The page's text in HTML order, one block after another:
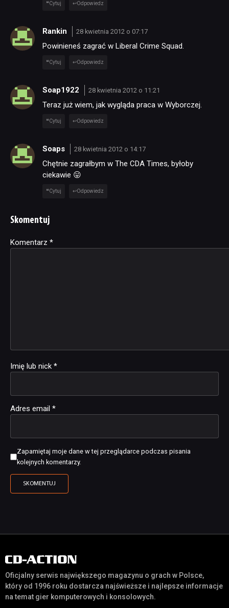
Cytuj Odpowiedz
Rankin 28 kwietnia 2012 o 07:17
Powinieneś zagrać w Liberal Crime Squad.
Cytuj Odpowiedz
Soap1922 28 kwietnia 2012 o 11:21
Teraz już wiem, jak wygląda praca w Wyborczej.
Cytuj Odpowiedz
Soaps 28 kwietnia 2012 o 14:17
Chętnie zagrałbym w The CDA Times, byłoby
ciekawie 😛
Cytuj Odpowiedz
Skomentuj
Komentarz *
Imię lub nick *
Adres email *
Zapamiętaj moje dane w tej przeglądarce podczas pisania
kolejnych komentarzy.
Alternative:
Oficjalny serwis największego magazynu o grach w Polsce,
który od 1996 roku dostarcza najświeższe i najlepsze informacje
na temat gier komputerowych i konsolowych.